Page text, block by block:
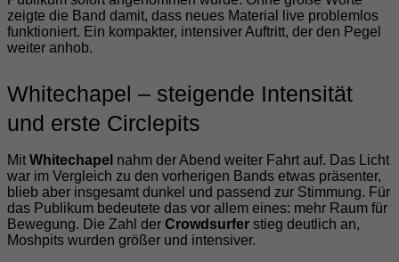
zeigte die Band damit, dass neues Material live problemlos
funktioniert. Ein kompakter, intensiver Auftritt, der den Pegel
weiter anhob.
Whitechapel – steigende Intensität
und erste Circlepits
Mit Whitechapel nahm der Abend weiter Fahrt auf. Das Licht
war im Vergleich zu den vorherigen Bands etwas präsenter,
blieb aber insgesamt dunkel und passend zur Stimmung. Für
das Publikum bedeutete das vor allem eines: mehr Raum für
Bewegung. Die Zahl der Crowdsurfer stieg deutlich an,
Moshpits wurden größer und intensiver.